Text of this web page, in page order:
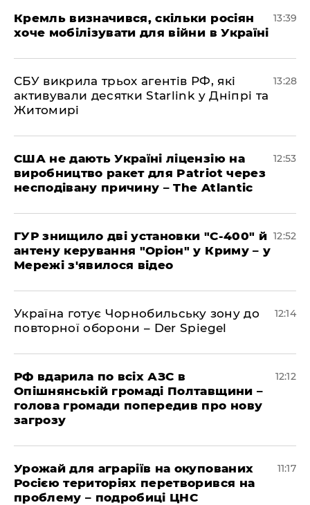
Кремль визначився, скільки росіян
хоче мобілізувати для війни в Україні
13:39
СБУ викрила трьох агентів РФ, які
активували десятки Starlink у Дніпрі та
Житомирі
13:28
США не дають Україні ліцензію на
виробництво ракет для Patriot через
несподівану причину – The Atlantic
12:53
ГУР знищило дві установки "С-400" й
антену керування "Оріон" у Криму – у
Мережі з'явилося відео
12:52
Україна готує Чорнобильську зону до
повторної оборони – Der Spiegel
12:14
РФ вдарила по всіх АЗС в
Опішнянській громаді Полтавщини –
голова громади попередив про нову
загрозу
12:12
Урожай для аграріїв на окупованих
Росією територіях перетворився на
проблему – подробиці ЦНС
11:17